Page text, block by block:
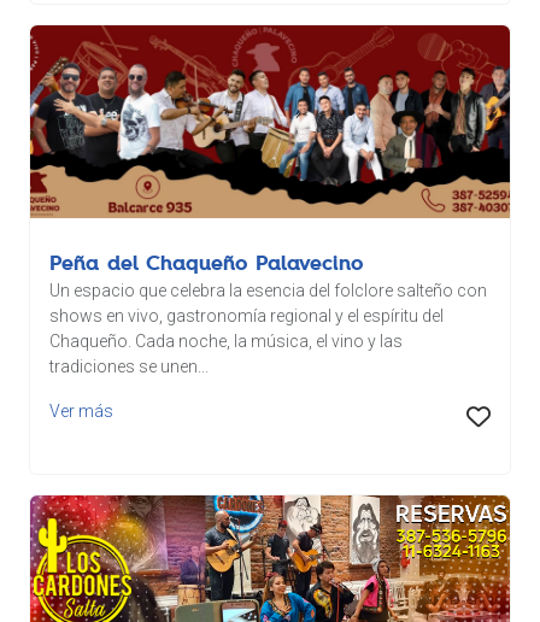
Peña del Chaqueño Palavecino
Un espacio que celebra la esencia del folclore salteño con
shows en vivo, gastronomía regional y el espíritu del
Chaqueño. Cada noche, la música, el vino y las
tradiciones se unen...
Ver más